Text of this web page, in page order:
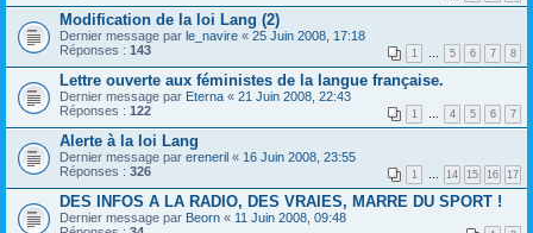
Modification de la loi Lang (2)
Dernier message par le_navire « 25 Juin 2008, 17:18
Réponses : 143 1 … 5 6 7 8
Lettre ouverte aux féministes de la langue française.
Dernier message par Eterna « 21 Juin 2008, 22:43
Réponses : 122 1 … 4 5 6 7
Alerte à la loi Lang
Dernier message par ereneril « 16 Juin 2008, 23:55
Réponses : 326 1 … 14 15 16 17
DES INFOS A LA RADIO, DES VRAIES, MARRE DU SPORT !
Dernier message par Beorn « 11 Juin 2008, 09:48